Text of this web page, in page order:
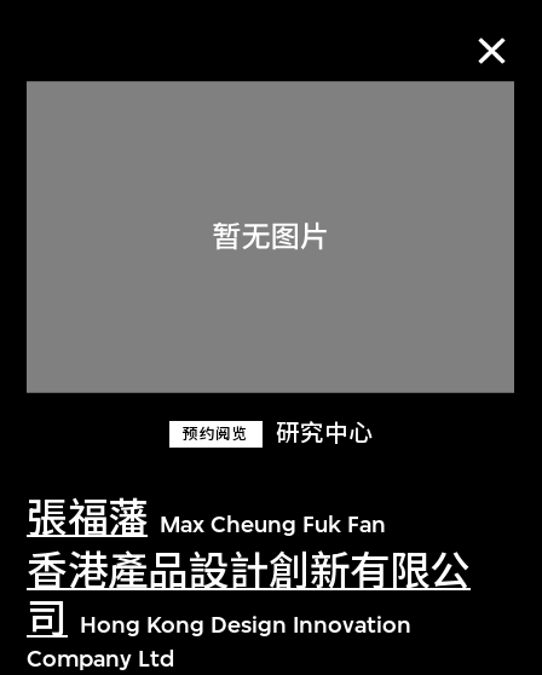
预约阅览 研究中心
張福藩 Max Cheung Fuk Fan
香港產品設計創新有限公
司
Hong Kong Design Innovation
Company Ltd
关于M+藏品
探索世界顶级的二十及二十一世纪视觉
文化藏品。